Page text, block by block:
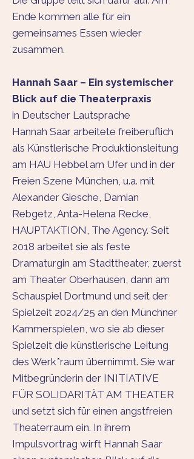
Ende kommen alle für ein
gemeinsames Essen wieder
zusammen.
Hannah Saar – Ein systemischer
Blick auf die Theaterpraxis
in Deutscher Lautsprache
Hannah Saar arbeitete freiberuflich
als Künstlerische Produktionsleitung
am HAU Hebbel am Ufer und in der
Freien Szene München, u.a. mit
Alexander Giesche, Damian
Rebgetz, Anta-Helena Recke,
HAUPTAKTION, The Agency. Seit
2018 arbeitet sie als feste
Dramaturgin am Stadttheater, zuerst
am Theater Oberhausen, dann am
Schauspiel Dortmund und seit der
Spielzeit 2024/25 an den Münchner
Kammerspielen, wo sie ab dieser
Spielzeit die künstlerische Leitung
des Werk*raum übernimmt. Sie war
Mitbegründerin der INITIATIVE
FÜR SOLIDARITÄT AM THEATER
und setzt sich für einen angstfreien
Theaterraum ein. In ihrem
Impulsvortrag wirft Hannah Saar